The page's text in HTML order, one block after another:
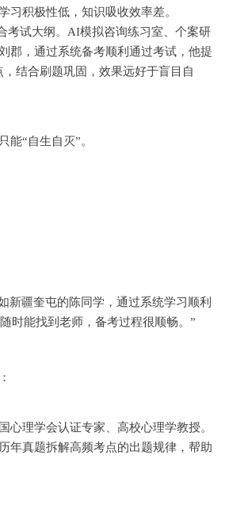
习积极性低，知识吸收效率差。
考试大纲。AI模拟咨询练习室、个案研
郡，通过系统备考顺利通过考试，他提
结合刷题巩固，效果远好于盲目自
能“自生自灭”。
新疆奎屯的陈同学，通过系统学习顺利
时能找到老师，备考过程很顺畅。”
理学会认证专家、高校心理学教授。
年真题拆解高频考点的出题规律，帮助